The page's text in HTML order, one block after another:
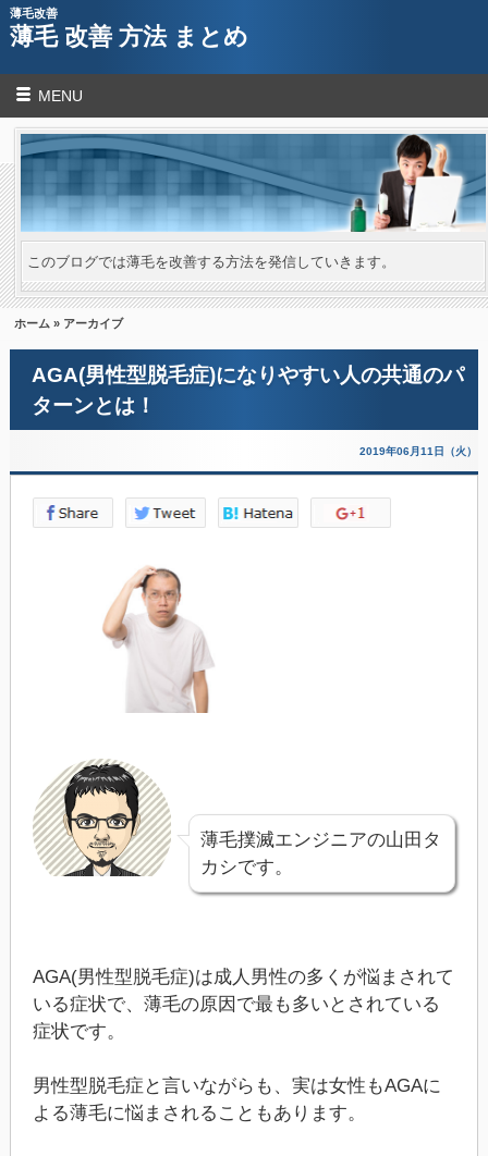
薄毛改善
薄毛 改善 方法 まとめ
MENU
このブログでは薄毛を改善する方法を発信していきます。
ホーム » アーカイブ
AGA(男性型脱毛症)になりやすい人の共通のパ
ターンとは！
2019年06月11日（火）
薄毛撲滅エンジニアの山田タ
カシです。
AGA(男性型脱毛症)は成人男性の多くが悩まされて
いる症状で、薄毛の原因で最も多いとされている
症状です。
男性型脱毛症と言いながらも、実は女性もAGAに
よる薄毛に悩まされることもあります。